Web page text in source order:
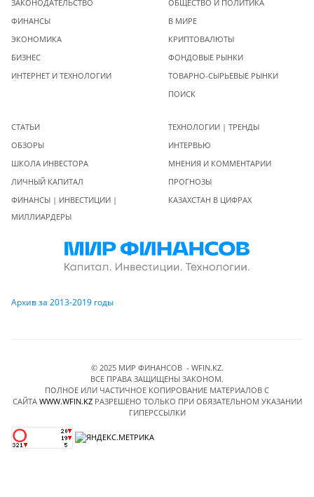
ЗАКОНОДАТЕЛЬСТВО
ФИНАНСЫ
ЭКОНОМИКА
БИЗНЕС
ИНТЕРНЕТ И ТЕХНОЛОГИИ
ОБЩЕСТВО И ПОЛИТИКА
В МИРЕ
КРИПТОВАЛЮТЫ
ФОНДОВЫЕ РЫНКИ
ТОВАРНО-СЫРЬЕВЫЕ РЫНКИ
ПОИСК
СТАТЬИ
ОБЗОРЫ
ШКОЛА ИНВЕСТОРА
ЛИЧНЫЙ КАПИТАЛ
ФИНАНСЫ | ИНВЕСТИЦИИ |
МИЛЛИАРДЕРЫ
ТЕХНОЛОГИИ | ТРЕНДЫ
ИНТЕРВЬЮ
МНЕНИЯ И КОММЕНТАРИИ
ПРОГНОЗЫ
КАЗАХСТАН В ЦИФРАХ
Архив за 2013-2019 годы
© 2025 МИР ФИНАНСОВ - WFIN.KZ.
ВСЕ ПРАВА ЗАЩИЩЕНЫ ЗАКОНОМ.
ПОЛНОЕ ИЛИ ЧАСТИЧНОЕ КОПИРОВАНИЕ МАТЕРИАЛОВ C
САЙТА WWW.WFIN.KZРАЗРЕШЕНО ТОЛЬКО ПРИ ОБЯЗАТЕЛЬНОМ УКАЗАНИИ
ГИПЕРССЫЛКИ